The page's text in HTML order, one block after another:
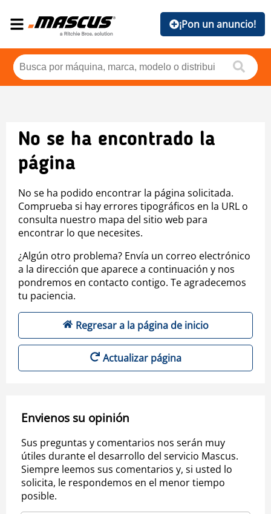
¡Pon un anuncio!
No se ha encontrado la
página
No se ha podido encontrar la página solicitada.
Comprueba si hay errores tipográficos en la URL o
consulta nuestro mapa del sitio web para
encontrar lo que necesites.
¿Algún otro problema? Envía un correo electrónico
a la dirección que aparece a continuación y nos
pondremos en contacto contigo. Te agradecemos
tu paciencia.
Regresar a la página de inicio
Actualizar página
Envienos su opinión
Sus preguntas y comentarios nos serán muy
útiles durante el desarrollo del servicio Mascus.
Siempre leemos sus comentarios y, si usted lo
solicita, le respondemos en el menor tiempo
posible.